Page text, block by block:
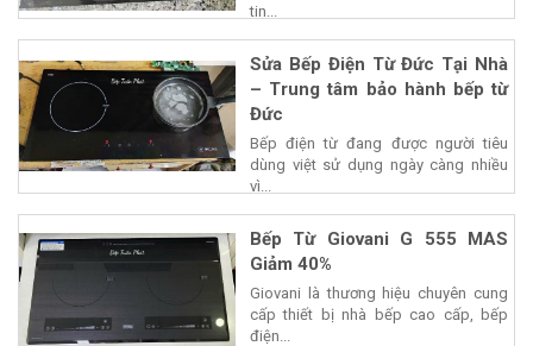
tin...
Sửa Bếp Điện Từ Đức Tại Nhà
– Trung tâm bảo hành bếp từ
Đức
Bếp điện từ đang được người tiêu
dùng việt sử dụng ngày càng nhiều
vì...
Bếp Từ Giovani G 555 MAS
Giảm 40%
Giovani là thương hiệu chuyên cung
cấp thiết bị nhà bếp cao cấp, bếp
điện...